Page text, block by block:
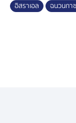
อิสราเอล ฉนวนกา